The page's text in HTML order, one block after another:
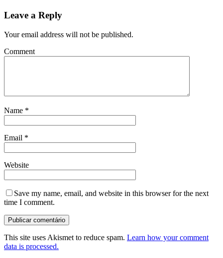
Leave a Reply
Your email address will not be published.
Comment
Name *
Email *
Website
Save my name, email, and website in this browser for the next
time I comment.
This site uses Akismet to reduce spam. Learn how your comment
data is processed.